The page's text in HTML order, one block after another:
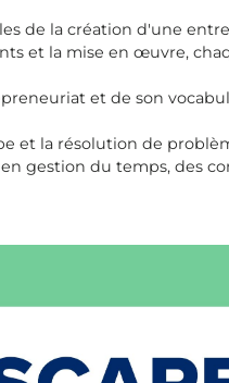
de la création d'une
et la mise en œuvre,
et de son
et la résolution de
gestion du temps, des